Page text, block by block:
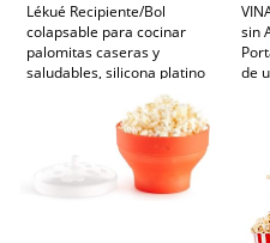
Lékué Recipiente/Bol
colapsable para cocinar
palomitas caseras y
saludables, silicona platino
sin
de